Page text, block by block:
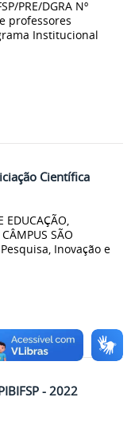
PRE/DGRA Nº
professores
Institucional
Científica
EDUCAÇÃO,
SÃO
Inovação e
- 2022